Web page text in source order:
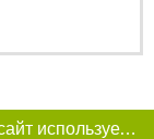
Этот сайт использует «cookies». Также сайт использует интернет-сервис для сбора технических данных касательно посетителей с целью получения маркетинговой и статистической информации. Условия обработки данных посетителей сайта см.